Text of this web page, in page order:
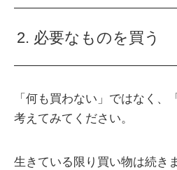
2. 必要なものを買う
「何も買わない」ではなく、
考えてみてください。
生きている限り買い物は続き